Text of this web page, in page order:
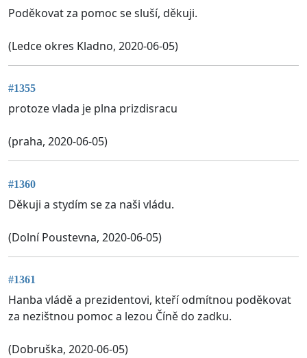
Poděkovat za pomoc se sluší, děkuji.
(Ledce okres Kladno, 2020-06-05)
#1355
protoze vlada je plna prizdisracu
(praha, 2020-06-05)
#1360
Děkuji a stydím se za naši vládu.
(Dolní Poustevna, 2020-06-05)
#1361
Hanba vládě a prezidentovi, kteří odmítnou poděkovat
za nezištnou pomoc a lezou Číně do zadku.
(Dobruška, 2020-06-05)